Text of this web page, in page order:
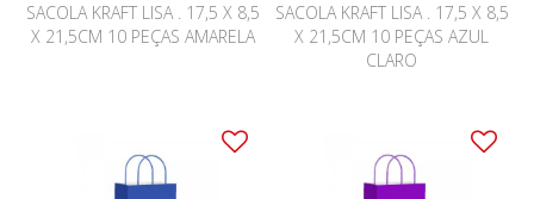
SACOLA KRAFT LISA . 17,5 X 8,5
X 21,5CM 10 PEÇAS AMARELA
SACOLA KRAFT LISA . 17,5 X 8,5
X 21,5CM 10 PEÇAS AZUL
CLARO